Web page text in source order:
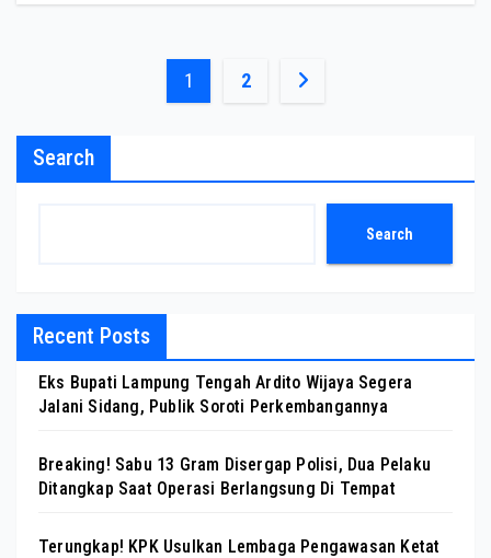
Posts
1 2
Search
Search
Recent Posts
Eks Bupati Lampung Tengah Ardito Wijaya Segera
Jalani Sidang, Publik Soroti Perkembangannya
Breaking! Sabu 13 Gram Disergap Polisi, Dua Pelaku
Ditangkap Saat Operasi Berlangsung Di Tempat
Terungkap! KPK Usulkan Lembaga Pengawasan Ketat